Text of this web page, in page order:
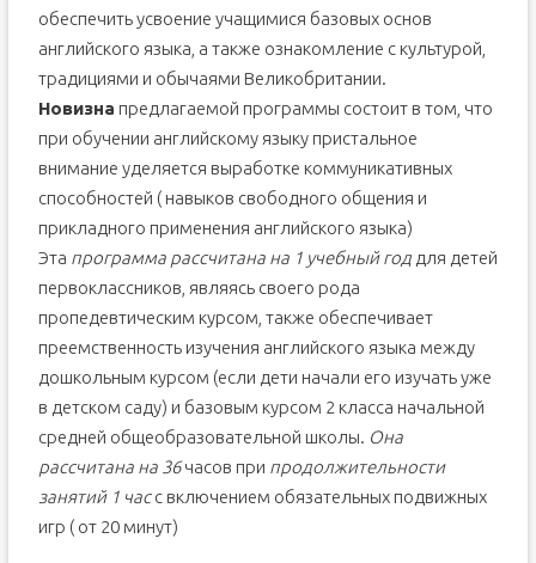
обеспечить усвоение учащимися базовых основ
английского языка, а также ознакомление с культурой,
традициями и обычаями Великобритании.
Новизна предлагаемой программы состоит в том, что
при обучении английскому языку пристальное
внимание уделяется выработке коммуникативных
способностей ( навыков свободного общения и
прикладного применения английского языка)
Эта программа рассчитана на 1 учебный годдля детей
первоклассников, являясь своего рода
пропедевтическим курсом, также обеспечивает
преемственность изучения английского языка между
дошкольным курсом (если дети начали его изучать уже
в детском саду) и базовым курсом 2 класса начальной
средней общеобразовательной школы. Она
рассчитана на 36часов при продолжительности
занятий 1 часс включением обязательных подвижных
игр ( от 20 минут)